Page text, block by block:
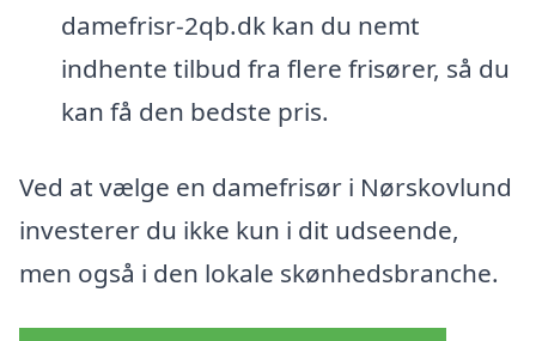
damefrisr-2qb.dk kan du nemt
indhente tilbud fra flere frisører, så du
kan få den bedste pris.
Ved at vælge en damefrisør i Nørskovlund
investerer du ikke kun i dit udseende,
men også i den lokale skønhedsbranche.